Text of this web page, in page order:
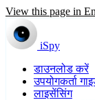
View this page in
iSpy
डाउनलोड करें
उपयोगकर्ता
लाइसेंसिंग